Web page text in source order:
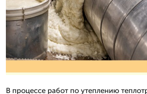
В процессе работ по утеплению